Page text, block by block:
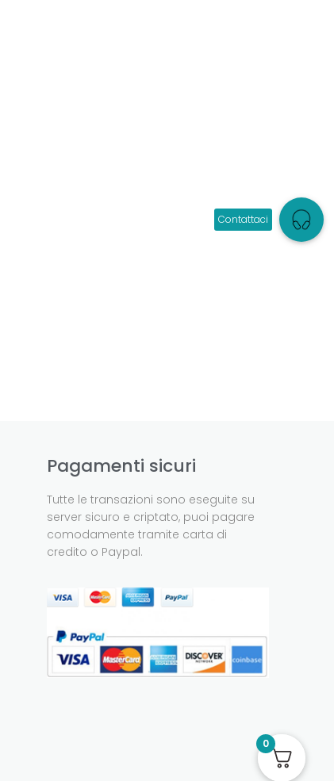
Pagamenti sicuri
Tutte le transazioni sono eseguite su
server sicuro e criptato, puoi pagare
comodamente tramite carta di
credito o Paypal.
0